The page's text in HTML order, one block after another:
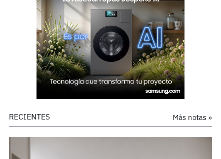
Más notas »
RECIENTES